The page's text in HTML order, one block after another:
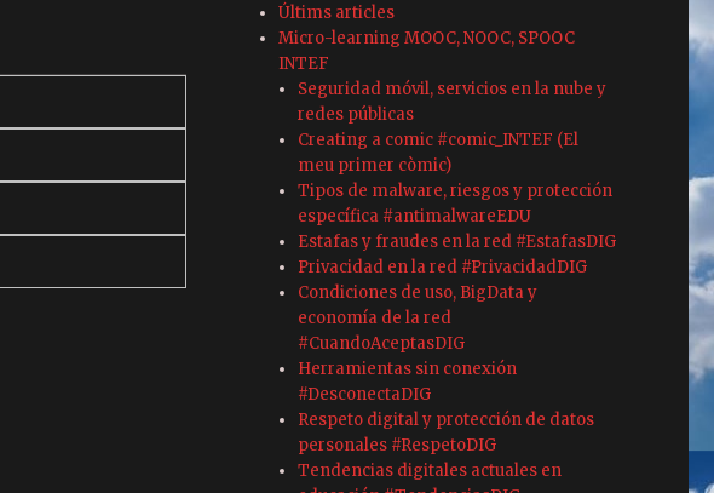
Últims articles
Micro-learning MOOC, NOOC, SPOOC
INTEF
Seguridad móvil, servicios en la nube y
redes públicas
Creating a comic #comic_INTEF (El
meu primer còmic)
Tipos de malware, riesgos y protección
específica #antimalwareEDU
Estafas y fraudes en la red #EstafasDIG
Privacidad en la red #PrivacidadDIG
Condiciones de uso, BigData y
economía de la red
#CuandoAceptasDIG
Herramientas sin conexión
#DesconectaDIG
Respeto digital y protección de datos
personales #RespetoDIG
Tendencias digitales actuales en